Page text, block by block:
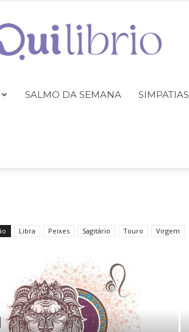
iQuilibrio
SALMO DA SEMANA SIMPATIAS
Libra Peixes Sagitário Touro Virgem